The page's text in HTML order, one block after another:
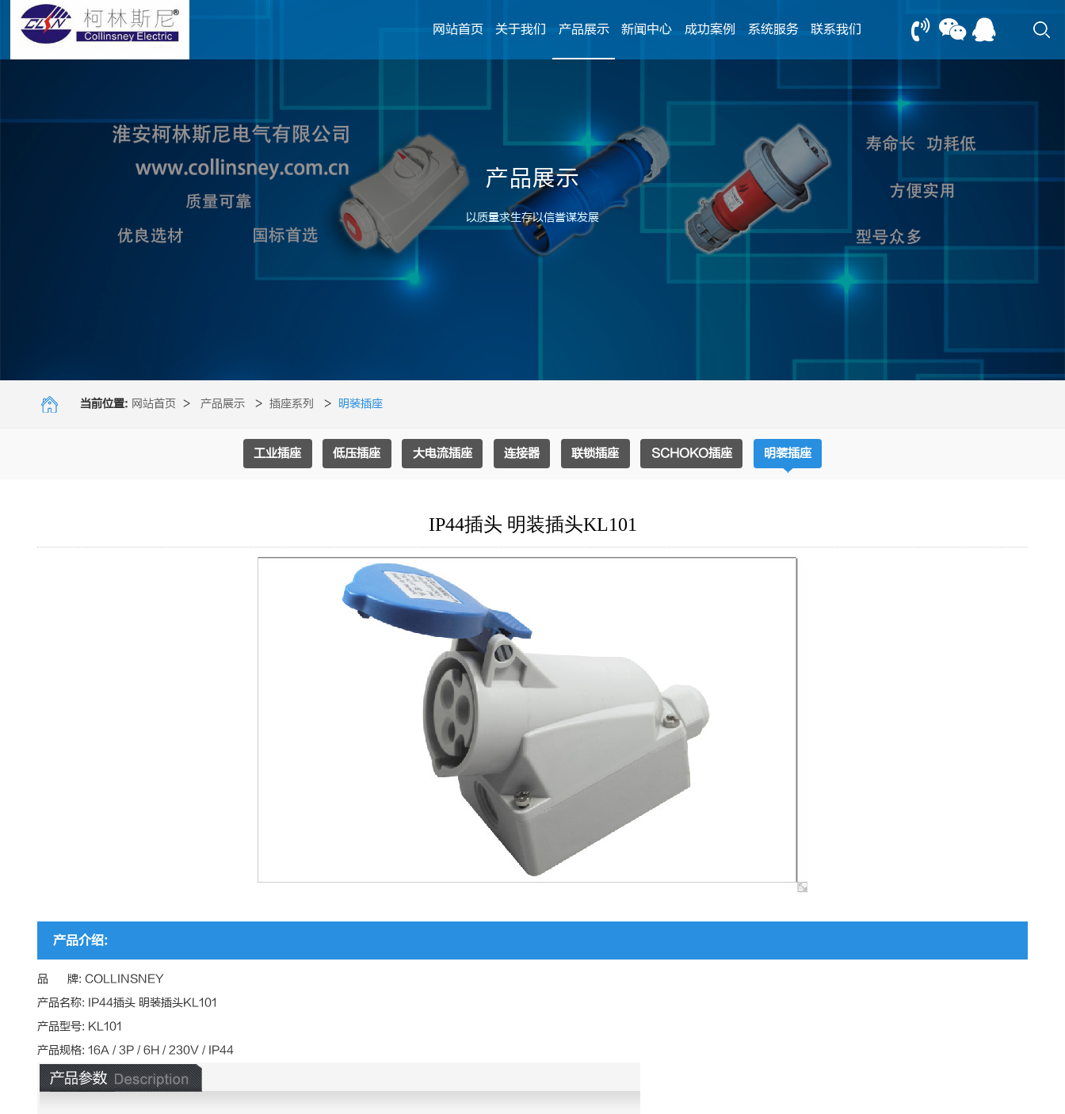
产品展示
以质量求生存以信誉谋发展
13805239166
网站首页 关于我们 产品展示 新闻中心 成功案例 系统服务 联系我们
当前位置: 网站首页 > 产品展示 > 插座系列 > 明装插座
工业插座 低压插座 大电流插座 连接器 联锁插座 SCHOKO插座 明装插座
IP44插头 明装插头KL101
产品介绍:
品 牌: COLLINSNEY
产品名称: IP44插头 明装插头KL101
产品型号: KL101
产品规格: 16A / 3P / 6H / 230V / IP44